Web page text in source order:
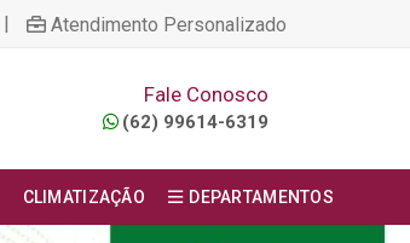
| Atendimento Personalizado
Fale Conosco
(62) 99614-6319
CLIMATIZAÇÃO DEPARTAMENTOS